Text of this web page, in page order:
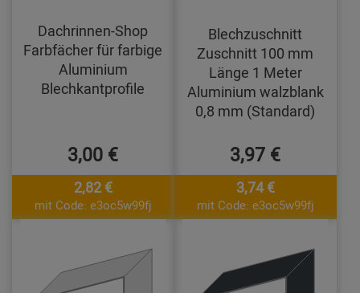
Dachrinnen-Shop
Farbfächer für farbige
Aluminium
Blechkantprofile
3,00 €
2,82 €
mit Code: e3oc5w99fj
Blechzuschnitt
Zuschnitt 100 mm
Länge 1 Meter
Aluminium walzblank
0,8 mm (Standard)
3,97 €
3,74 €
mit Code: e3oc5w99fj